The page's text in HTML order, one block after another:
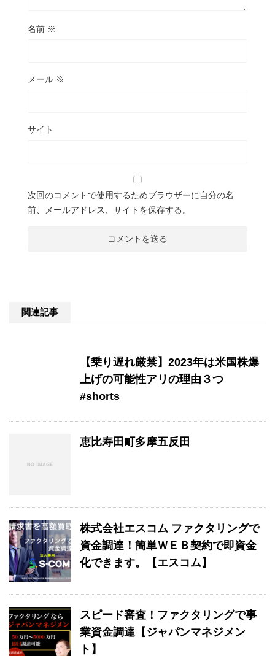
名前 ※
メール ※
サイト
次回のコメントで使用するためブラウザーに自分の名
前、メールアドレス、サイトを保存する。
関連記事
【乗り遅れ厳禁】2023年は米国株爆
上げの可能性アリの理由３つ
#shorts
恵比寿田町多摩五反田
株式会社エスコム ファクタリングで
資金調達！簡単ＷＥＢ契約で即資金
化できます。【エスコム】
スピード審査！ファクタリングで事
業資金調達【ジャパンマネジメン
ト】